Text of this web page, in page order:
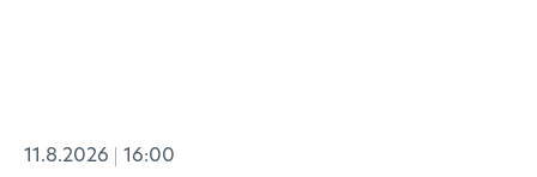
11.8.2026 16:00